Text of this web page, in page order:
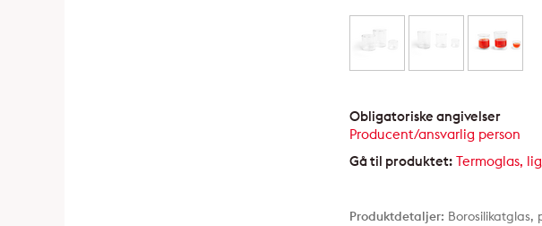
Obligatoriske angivelser
Producent/ansvarlig person
Gå til produktet: Termoglas,
Produktdetaljer: Borosilikatglas,